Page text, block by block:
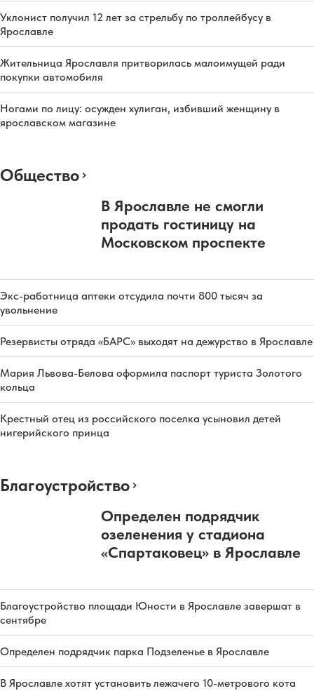
Уклонист получил 12 лет за стрельбу по троллейбусу в
Ярославле
Жительница Ярославля притворилась малоимущей ради
покупки автомобиля
Ногами по лицу: осужден хулиган, избивший женщину в
ярославском магазине
Общество
В Ярославле не смогли
продать гостиницу на
Московском проспекте
Экс-работница аптеки отсудила почти 800 тысяч за
увольнение
Резервисты отряда «БАРС» выходят на дежурство в Ярославле
Мария Львова-Белова оформила паспорт туриста Золотого
кольца
Крестный отец из российского поселка усыновил детей
нигерийского принца
Благоустройство
Определен подрядчик
озеленения у стадиона
«Спартаковец» в Ярославле
Благоустройство площади Юности в Ярославле завершат в
сентябре
Определен подрядчик парка Подзеленье в Ярославле
В Ярославле хотят установить лежачего 10-метрового кота